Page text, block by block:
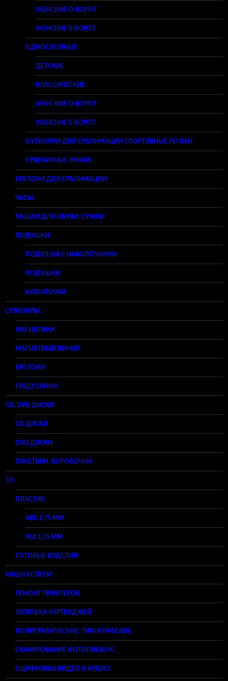
ЖЕНСКИЕ O-ВОРОТ
ЖЕНСКИЕ V-ВОРОТ
ОДНОСЛОЙНЫЕ
ДЕТСКИЕ
КЛАССИЧЕСКИЕ
ЖЕНСКИЕ O-ВОРОТ
ЖЕНСКИЕ V-ВОРОТ
ФУТБОЛКИ ДЛЯ СУБЛИМАЦИИ СПОРТИВНЫЕ РЕГЛАН
СУВЕНИРНЫЕ (МИНИ)
БРЕЛОКИ ДЛЯ СУБЛИМАЦИИ
ЧАСЫ
МЕШКИ ДЛЯ ОБУВИ, СУМКИ
ПОДУШКИ
ПОДУШКИ С НАВОЛОЧКАМИ
ПОДУШКИ
НАВОЛОЧКИ
СУВЕНИРЫ
МАГНИТИКИ
МАГНИТНЫЙ ВИНИЛ
БРЕЛОКИ
ГРАДУСНИКИ
CD, DVD ДИСКИ
CD ДИСКИ
DVD ДИСКИ
ПАКЕТИКИ, КОРОБОЧКИ
3D
ПЛАСТИК
ABS 1,75 ММ
PLA 1,75 ММ
ГОТОВЫЕ ИЗДЕЛИЯ
НАШИ УСЛУГИ
РЕМОНТ ПРИНТЕРОВ
ЗАПРАВКА КАРТРИДЖЕЙ
ПОЛИГРАФИЧЕСКИЕ, ТИПОГРАФСКИЕ
СКАНИРОВАНИЕ ФОТОПЛЕНОК
ОЦИФРОВКА ВИДЕО И АУДИО